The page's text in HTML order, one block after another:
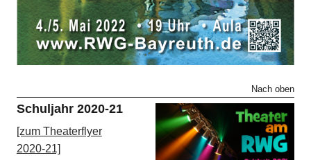
Nach oben
Schuljahr 2020-21
[zum Theaterflyer
2020-21]